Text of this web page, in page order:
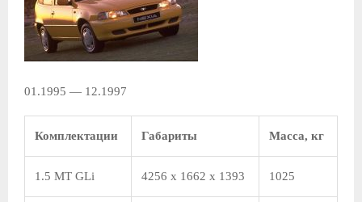
01.1995 — 12.1997
Комплектации Габариты Масса, кг
1.5 MT GLi 4256 x 1662 x 1393 1025